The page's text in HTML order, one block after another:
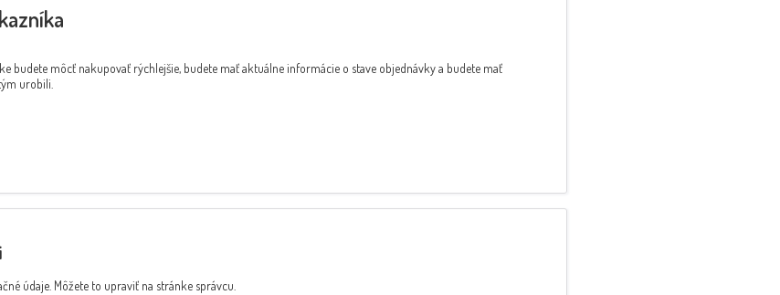
budete môcť nakupovať rýchlejšie, budete mať aktuálne informácie o stave objednávky a budete mať
urobili.
údaje. Môžete to upraviť na stránke správcu.